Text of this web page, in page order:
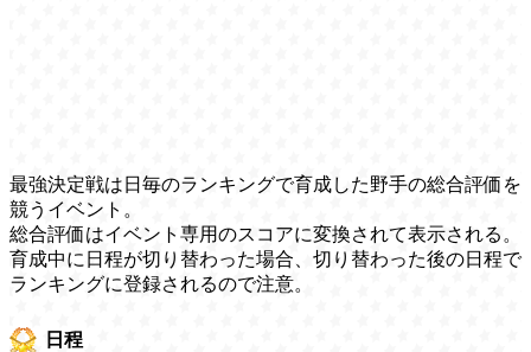
最強決定戦は日毎のランキングで育成した野手の総合評価を
競うイベント。
総合評価はイベント専用のスコアに変換されて表示される。
育成中に日程が切り替わった場合、切り替わった後の日程で
ランキングに登録されるので注意。
日程